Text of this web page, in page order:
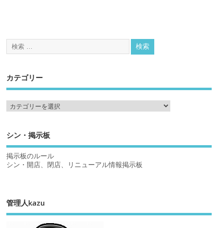
カテゴリー
シン・掲示板
掲示板のルール
シン・開店、閉店、リニューアル情報掲示板
管理人kazu